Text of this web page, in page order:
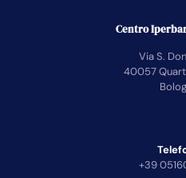
Centro
Via S.
40057
+39